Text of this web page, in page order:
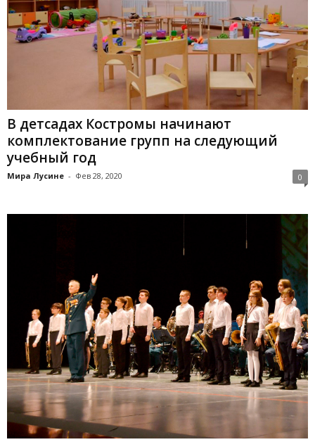
В детсадах Костромы начинают
комплектование групп на следующий
учебный год
Мира Лусине - Фев 28, 2020 0